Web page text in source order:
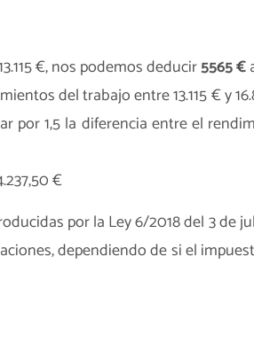
€, nos podemos deducir5565 €
del trabajo entre 13.115 € y
1,5 la diferencia entre el
€
por la Ley 6/2018 del 3 de
dependiendo de si el